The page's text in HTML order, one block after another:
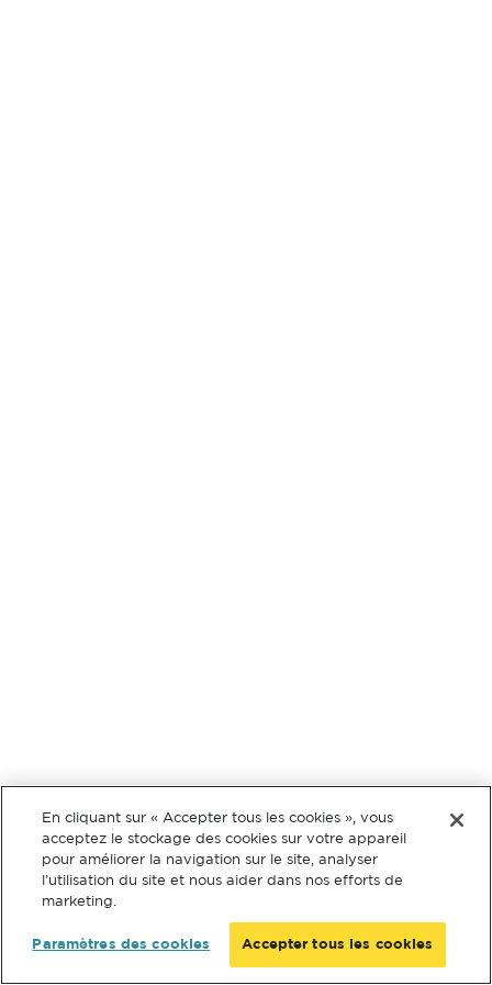
En cliquant sur « Accepter tous les cookies », vous
acceptez le stockage des cookies sur votre appareil
pour améliorer la navigation sur le site, analyser
l’utilisation du site et nous aider dans nos efforts de
marketing.
Paramètres des cookies Accepter tous les cookies